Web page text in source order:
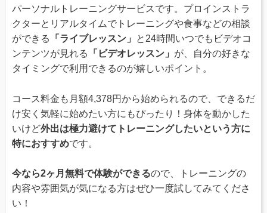
パーソナルトレーニングサービスです。プロインストラ
クターとリアルタイムでトレーニングや食事などの相談
ができる
「ライブレッスン」
と24時間いつでもビデオコ
ンテンツが見れる
「ビデオレッスン」 が、自分の好きな
タイミングで利用できるのが嬉しいポイント。
コース料金も月額4,378円から始められるので、できるだ
け安く気軽に始めたい方にもぴったり！身体を動かした
いけど外出は極力避けてトレーニングしたいという方に
特におすすめです。
今なら2ヶ月無料で体験ができるので、トレーニングの
内容や雰囲気が気になる方はぜひ一度試してみてくださ
い！